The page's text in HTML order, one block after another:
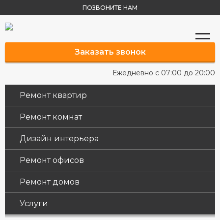
ПОЗВОНИТЕ НАМ
Заказать звонок
Ежедневно с 07:00 до 20:00
Ремонт квартир
Ремонт комнат
Дизайн интерьера
Ремонт офисов
Ремонт домов
Услуги